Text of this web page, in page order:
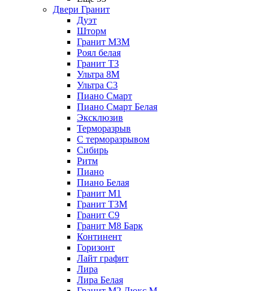
Двери Гранит
Дуэт
Шторм
Гранит М3М
Роял белая
Гранит Т3
Ультра 8М
Ультра С3
Пиано Смарт
Пиано Смарт Белая
Эксклюзив
Терморазрыв
С терморазрывом
Сибирь
Ритм
Пиано
Пиано Белая
Гранит М1
Гранит Т3М
Гранит С9
Гранит М8 Барк
Континент
Горизонт
Лайт графит
Лира
Лира Белая